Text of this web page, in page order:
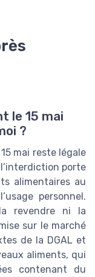
le 15 mai
?
mai reste légale
porte
alimentaires au
personnel.
revendre ni la
sur le marché
de la DGAL et
aliments, qui
contenant du